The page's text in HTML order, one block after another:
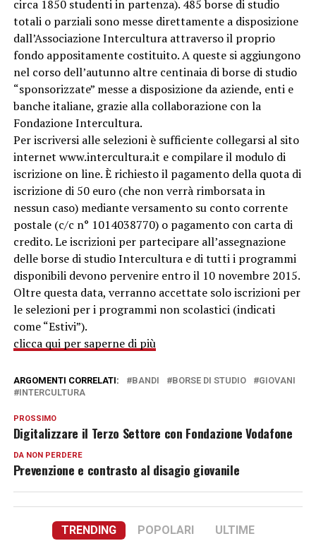
circa 1850 studenti in partenza). 485 borse di studio
totali o parziali sono messe direttamente a disposizione
dall’Associazione Intercultura attraverso il proprio
fondo appositamente costituito. A queste si aggiungono
nel corso dell’autunno altre centinaia di borse di studio
“sponsorizzate” messe a disposizione da aziende, enti e
banche italiane, grazie alla collaborazione con la
Fondazione Intercultura.
Per iscriversi alle selezioni è sufficiente collegarsi al sito
internet www.intercultura.it e compilare il modulo di
iscrizione on line. È richiesto il pagamento della quota di
iscrizione di 50 euro (che non verrà rimborsata in
nessun caso) mediante versamento su conto corrente
postale (c/c n° 1014038770) o pagamento con carta di
credito. Le iscrizioni per partecipare all’assegnazione
delle borse di studio Intercultura e di tutti i programmi
disponibili devono pervenire entro il 10 novembre 2015.
Oltre questa data, verranno accettate solo iscrizioni per
le selezioni per i programmi non scolastici (indicati
come “Estivi”).
clicca qui per saperne di più
ARGOMENTI CORRELATI: BANDI BORSE DI STUDIO
GIOVANI
INTERCULTURA
PROSSIMO
Digitalizzare il Terzo Settore con Fondazione Vodafone
DA NON PERDERE
Prevenzione e contrasto al disagio giovanile
TRENDING POPOLARI ULTIME